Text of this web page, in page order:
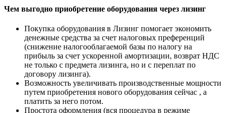
Чем выгодно приобретение оборудования через лизинг
Покупка оборудования в Лизинг помогает экономить
денежные средства за счет налоговых преференций
(снижение налогооблагаемой базы по налогу на
прибыль за счет ускоренной амортизации, возврат НДС
не только с предмета лизинга, но и с переплат по
договору лизинга).
Возможность увеличивать производственные мощности
путем приобретения нового оборудования сейчас , а
платить за него потом.
Простота оформления (вся процедура в режиме